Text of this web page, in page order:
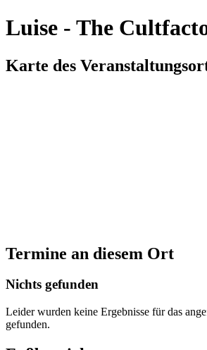
Luise - The
Karte des
Termine an diesem Ort
Nichts gefunden
Leider wurden keine Ergebnisse für das
gefunden.